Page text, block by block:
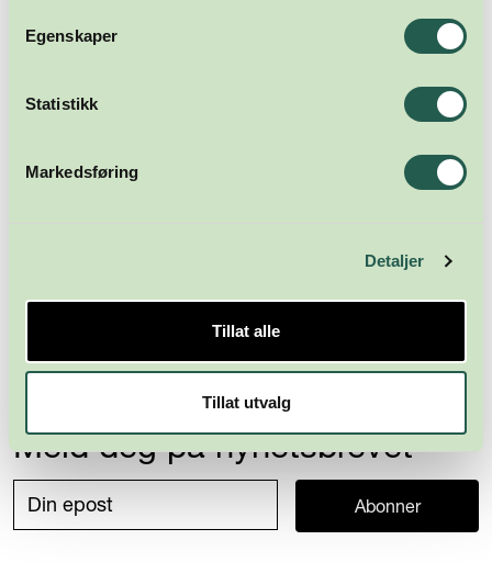
Egenskaper
Statistikk
Markedsføring
Detaljer
Tillat alle
Tillat utvalg
Meld deg på nyhetsbrevet
Abonner